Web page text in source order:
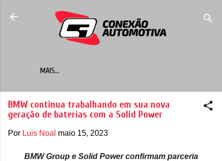
Pular para o conteúdo principal
MAIS…
BMW continua trabalhando em sua nova
geração de baterias com a Solid Power
Por Luis Noal maio 15, 2023
BMW Group e Solid Power confirmam parceria